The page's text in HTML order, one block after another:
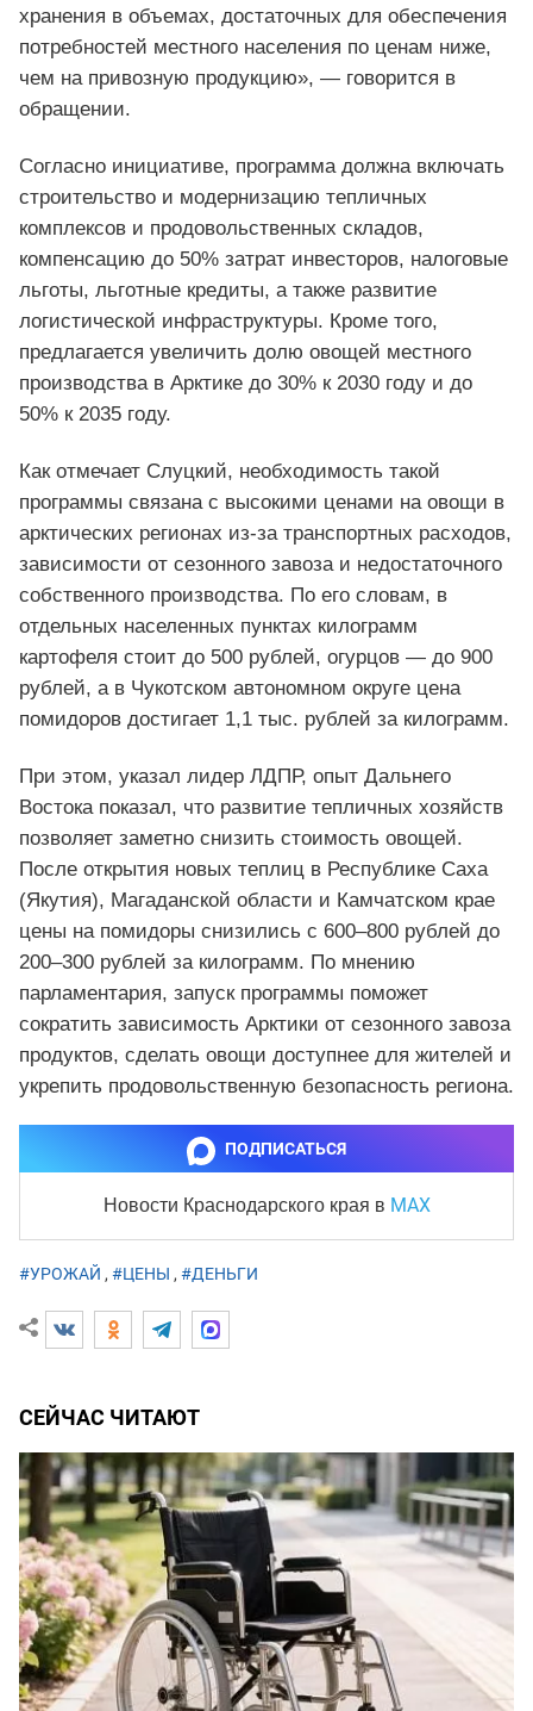
хранения в объемах, достаточных для обеспечения
потребностей местного населения по ценам ниже,
чем на привозную продукцию», — говорится в
обращении.
Согласно инициативе, программа должна включать
строительство и модернизацию тепличных
комплексов и продовольственных складов,
компенсацию до 50% затрат инвесторов, налоговые
льготы, льготные кредиты, а также развитие
логистической инфраструктуры. Кроме того,
предлагается увеличить долю овощей местного
производства в Арктике до 30% к 2030 году и до
50% к 2035 году.
Как отмечает Слуцкий, необходимость такой
программы связана с высокими ценами на овощи в
арктических регионах из-за транспортных расходов,
зависимости от сезонного завоза и недостаточного
собственного производства. По его словам, в
отдельных населенных пунктах килограмм
картофеля стоит до 500 рублей, огурцов — до 900
рублей, а в Чукотском автономном округе цена
помидоров достигает 1,1 тыс. рублей за килограмм.
При этом, указал лидер ЛДПР, опыт Дальнего
Востока показал, что развитие тепличных хозяйств
позволяет заметно снизить стоимость овощей.
После открытия новых теплиц в Республике Саха
(Якутия), Магаданской области и Камчатском крае
цены на помидоры снизились с 600–800 рублей до
200–300 рублей за килограмм. По мнению
парламентария, запуск программы поможет
сократить зависимость Арктики от сезонного завоза
продуктов, сделать овощи доступнее для жителей и
укрепить продовольственную безопасность региона.
ПОДПИСАТЬСЯ
Новости Краснодарского края в MAX
#УРОЖАЙ , #ЦЕНЫ , #ДЕНЬГИ
СЕЙЧАС ЧИТАЮТ